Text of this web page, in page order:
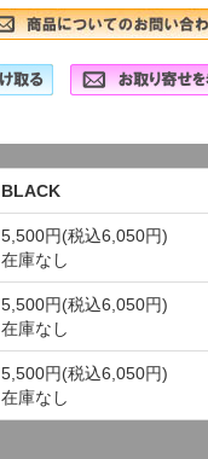
BLACK
5,500円(税込6,050円)
在庫なし
5,500円(税込6,050円)
在庫なし
5,500円(税込6,050円)
在庫なし